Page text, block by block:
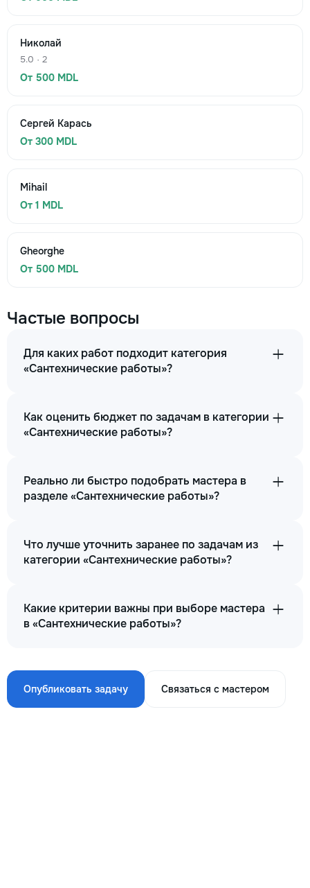
Николай
5.0 · 2
От 500 MDL
Сергей Карась
От 300 MDL
Mihail
От 1 MDL
Gheorghe
От 500 MDL
Частые вопросы
Для каких работ подходит категория
«Сантехнические работы»?
Как оценить бюджет по задачам в категории
«Сантехнические работы»?
Реально ли быстро подобрать мастера в
разделе «Сантехнические работы»?
Что лучше уточнить заранее по задачам из
категории «Сантехнические работы»?
Какие критерии важны при выборе мастера
в «Сантехнические работы»?
Опубликовать задачу Связаться с мастером